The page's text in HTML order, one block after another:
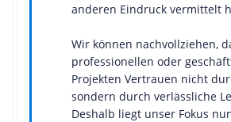
anderen Eindruck vermittelt
Wir können nachvollziehen,
professionellen oder
Projekten Vertrauen nicht
sondern durch verlässliche
Deshalb liegt unser Fokus